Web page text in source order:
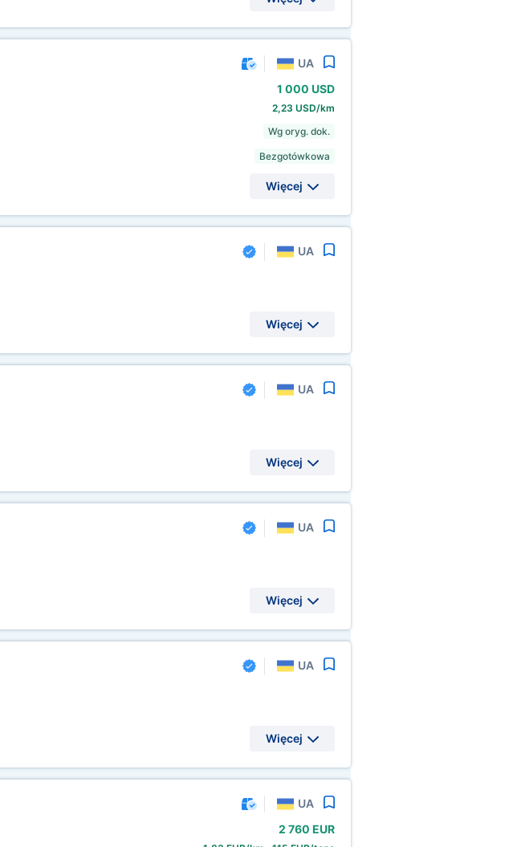
UA
1 000 USD
2,23 USD/km
Wg oryg. dok.
Bezgotówkowa
Więcej
UA
Więcej
UA
Więcej
UA
Więcej
UA
Więcej
UA
2 760 EUR